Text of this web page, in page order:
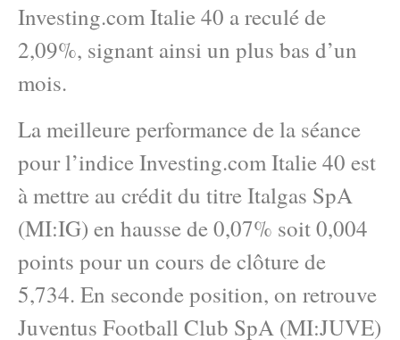
Investing.com Italie 40 a reculé de
2,09%, signant ainsi un plus bas d’un
mois.
La meilleure performance de la séance
pour l’indice Investing.com Italie 40 est
à mettre au crédit du titre Italgas SpA
(MI:IG) en hausse de 0,07% soit 0,004
points pour un cours de clôture de
5,734. En seconde position, on retrouve
Juventus Football Club SpA (MI:JUVE)